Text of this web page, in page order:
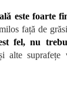
este foarte
față de
fel, nu
alte